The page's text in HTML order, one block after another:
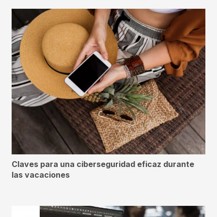
Claves para una ciberseguridad eficaz durante
las vacaciones